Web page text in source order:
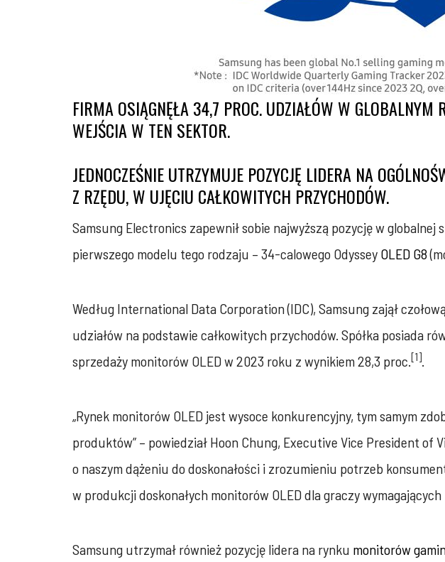
FIRMA OSIĄGNĘŁA 34,7 PROC. UDZIAŁÓW W GLOBALNYM
WEJŚCIA W TEN SEKTOR.
JEDNOCZEŚNIE UTRZYMUJE POZYCJĘ LIDERA NA
Z RZĘDU, W UJĘCIU CAŁKOWITYCH PRZYCHODÓW.
Samsung Electronics zapewnił sobie najwyższą pozycję w globalnej
pierwszego modelu tego rodzaju – 34-calowego Odyssey OLED G8
Według International Data Corporation (IDC), Samsung zajął
udziałów na podstawie całkowitych przychodów. Spółka posiada
sprzedaży monitorów OLED w 2023 roku z wynikiem 28,3 proc.[1].
„Rynek monitorów OLED jest wysoce konkurencyjny, tym samym
produktów” – powiedział Hoon Chung, Executive Vice President of
o naszym dążeniu do doskonałości i zrozumieniu potrzeb
w produkcji doskonałych monitorów OLED dla graczy
Samsung utrzymał również pozycję lidera na rynku monitorów